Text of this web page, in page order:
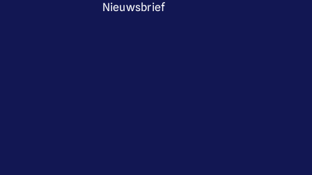
Nieuwsbrief